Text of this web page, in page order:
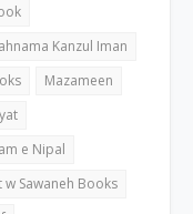
Kanzul Iman
Mazameen
e Nipal
w Sawaneh Books